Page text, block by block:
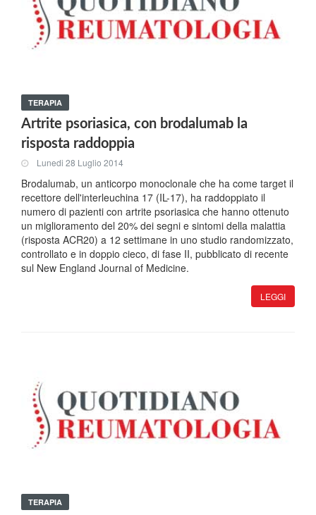
TERAPIA
Artrite psoriasica, con brodalumab la
risposta raddoppia
Lunedi 28 Luglio 2014
Brodalumab, un anticorpo monoclonale che ha come target il
recettore dell'interleuchina 17 (IL-17), ha raddoppiato il
numero di pazienti con artrite psoriasica che hanno ottenuto
un miglioramento del 20% dei segni e sintomi della malattia
(risposta ACR20) a 12 settimane in uno studio randomizzato,
controllato e in doppio cieco, di fase II, pubblicato di recente
sul New England Journal of Medicine.
LEGGI
TERAPIA